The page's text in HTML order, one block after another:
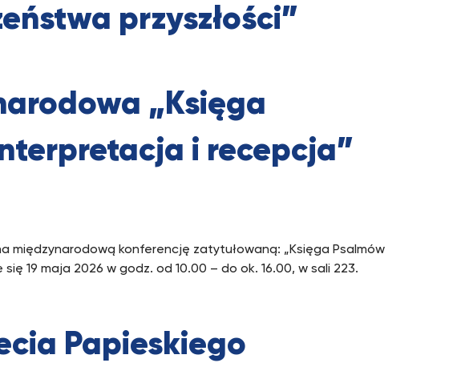
przyszłości”
„Księga
i recepcja”
międzynarodową konferencję zatytułowaną: „Księga Psalmów
19 maja 2026 w godz. od 10.00 – do ok. 16.00, w sali 223.
Papieskiego